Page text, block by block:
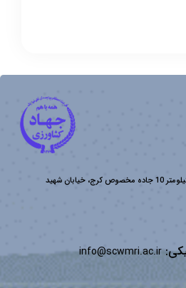
تهران، کیلومتر 10 جاده مخصوص کرج، خیابان شهید
info@scwmri.ac.ir